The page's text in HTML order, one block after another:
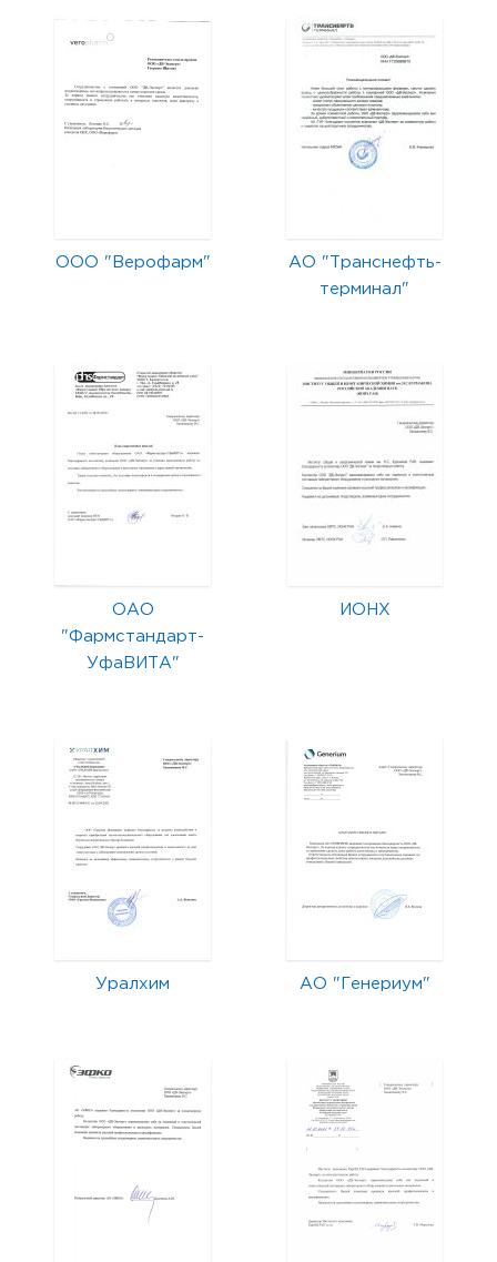
ООО "Верофарм"
АО "Транснефть-
терминал"
ОАО
"Фармстандарт-
УфаВИТА"
ИОНХ
Уралхим АО "Генериум"